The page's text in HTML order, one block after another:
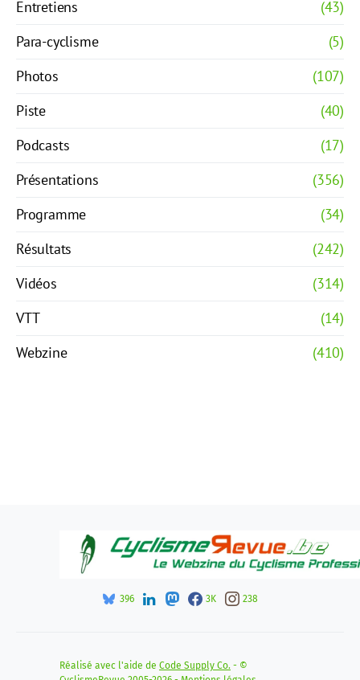
Entretiens
(43)
Para-cyclisme
(5)
Photos
(107)
Piste
(40)
Podcasts
(17)
Présentations
(356)
Programme
(34)
Résultats
(242)
Vidéos
(314)
VTT
(14)
Webzine
(410)
396 3K 238
Réalisé avec l'aide de Code Supply Co. - ©